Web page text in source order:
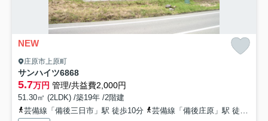
NEW
庄原市上原町
サンハイツ6868
5.7万円 管理/共益費2,000円
51.30㎡ (2LDK) /築19年 /2階建
芸備線「備後三日市」駅 徒歩10分
芸備線「備後庄原」駅 徒歩21分